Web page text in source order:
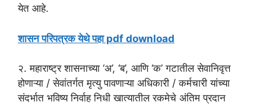
येत आहे.
शासन परिपत्रक येथे पहा pdf download
२. महाराष्ट्र शासनाच्या ‘अ’, ‘ब’, आणि ‘क’ गटातील सेवानिवृत्त
होणाऱ्या / सेवांतर्गत मृत्यु पावणाऱ्या अधिकारी / कर्मचारी यांच्या
संदर्भात भविष्य निर्वाह निधी खात्यातील रकमेचे अंतिम प्रदान